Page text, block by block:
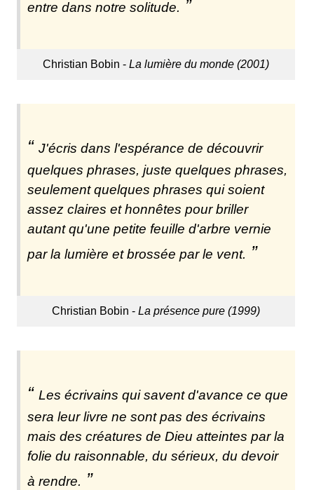
entre dans notre solitude.
Christian Bobin - La lumière du monde (2001)
J'écris dans l'espérance de découvrir
quelques phrases, juste quelques phrases,
seulement quelques phrases qui soient
assez claires et honnêtes pour briller
autant qu'une petite feuille d'arbre vernie
par la lumière et brossée par le vent.
Christian Bobin - La présence pure (1999)
Les écrivains qui savent d'avance ce que
sera leur livre ne sont pas des écrivains
mais des créatures de Dieu atteintes par la
folie du raisonnable, du sérieux, du devoir
à rendre.